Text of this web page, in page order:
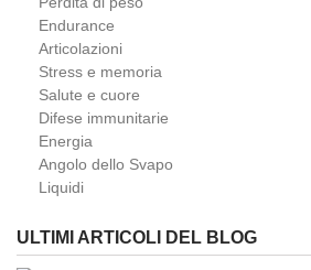
Endurance
Articolazioni
Stress e memoria
Salute e cuore
Difese immunitarie
Energia
Angolo dello Svapo
Liquidi
ULTIMI ARTICOLI DEL BLOG